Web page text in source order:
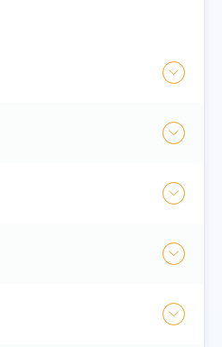
Ouvrir
Ouvrir
Ouvrir
Ouvrir
Ouvrir